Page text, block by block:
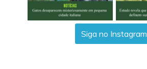
Siga no Instagram